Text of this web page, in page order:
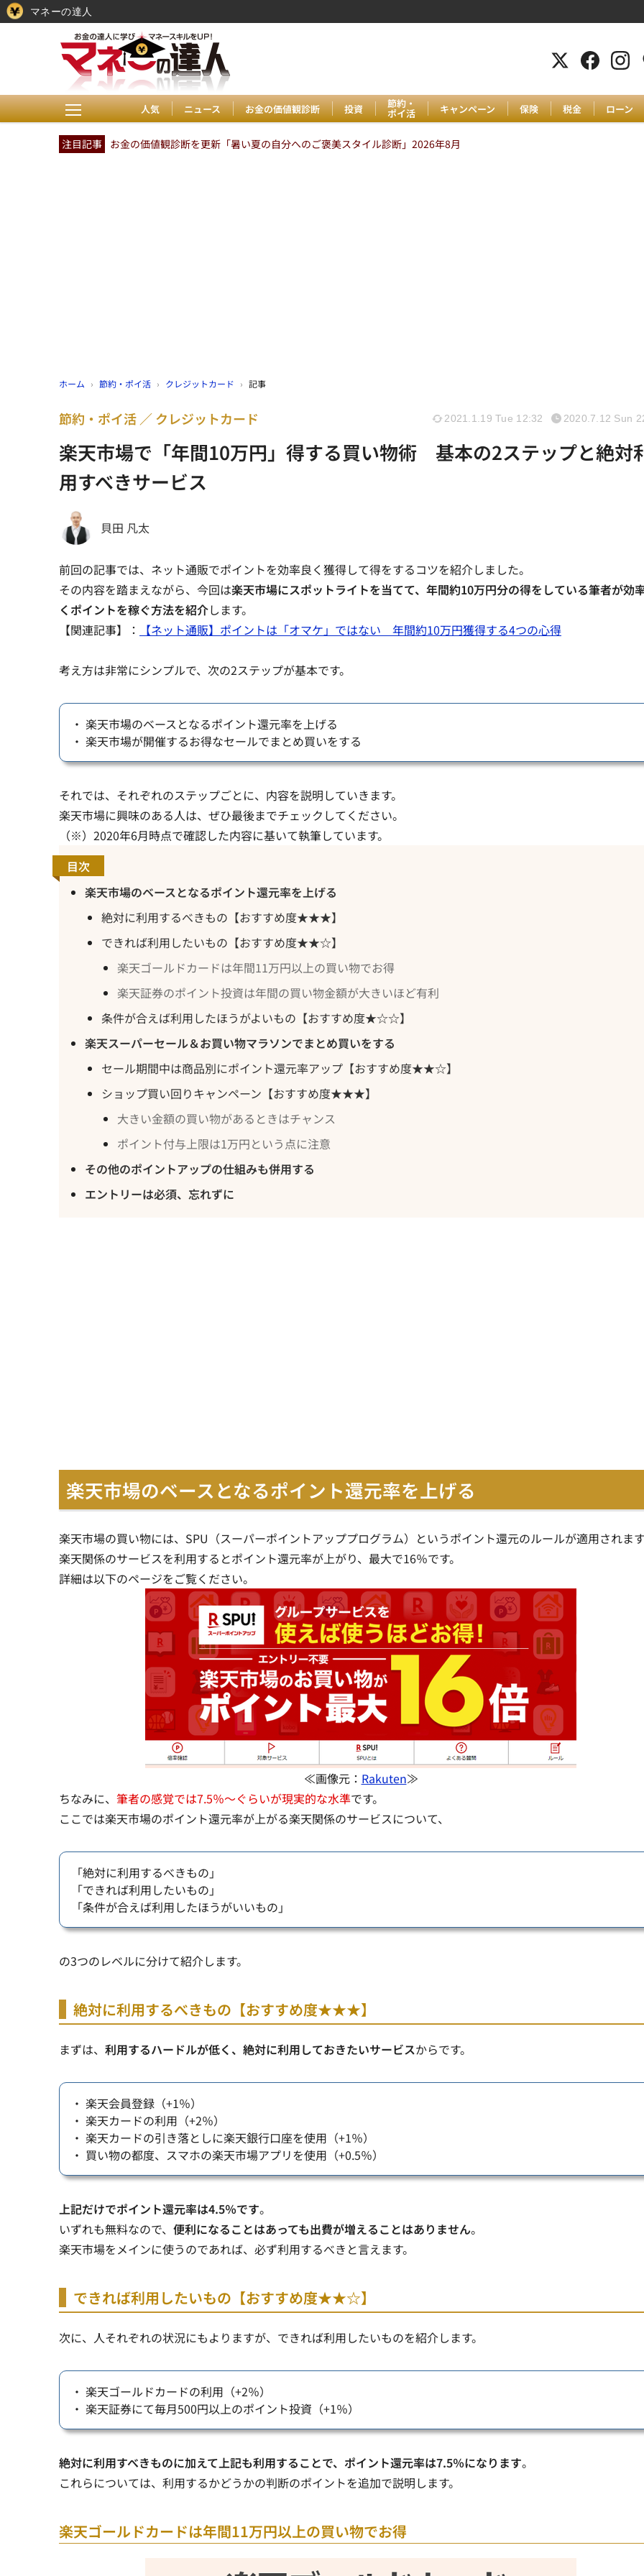
人気 ニュース お金の価値観診断 投資 節約・
ポイ活 キャンペーン 保険 税金 ローン
注目記事 お金の価値観診断を更新「暑い夏の自分へのご褒美スタイル診断」2026年8月
ホーム › 節約・ポイ活 › クレジットカード › 記事
楽天市場で「年間10万円」得する買い物術 基本の2ステップと絶対
用すべきサービス
節約・ポイ活 クレジットカード 2021.1.19 Tue 12:32 2020.7.12 Sun
貝田 凡太
前回の記事では、ネット通販でポイントを効率良く獲得して得をするコツを紹介しました。
その内容を踏まえながら、今回は楽天市場にスポットライトを当てて、年間約10万円分の得をしている筆者が効
くポイントを稼ぐ方法を紹介します。
【関連記事】：
【ネット通販】ポイントは「オマケ」ではない 年間約10万円獲得する4つの心得
考え方は非常にシンプルで、次の2ステップが基本です。
・ 楽天市場のベースとなるポイント還元率を上げる
・ 楽天市場が開催するお得なセールでまとめ買いをする
それでは、それぞれのステップごとに、内容を説明していきます。
楽天市場に興味のある人は、ぜひ最後までチェックしてください。
（※）2020年6月時点で確認した内容に基いて執筆しています。
目次
楽天市場のベースとなるポイント還元率を上げる
絶対に利用するべきもの【おすすめ度★★★】
できれば利用したいもの【おすすめ度★★☆】
楽天ゴールドカードは年間11万円以上の買い物でお得
楽天証券のポイント投資は年間の買い物金額が大きいほど有利
条件が合えば利用したほうがよいもの【おすすめ度★☆☆】
楽天スーパーセール＆お買い物マラソンでまとめ買いをする
セール期間中は商品別にポイント還元率アップ【おすすめ度★★☆】
ショップ買い回りキャンペーン【おすすめ度★★★】
大きい金額の買い物があるときはチャンス
ポイント付与上限は1万円という点に注意
その他のポイントアップの仕組みも併用する
エントリーは必須、忘れずに
楽天市場のベースとなるポイント還元率を上げる
楽天市場の買い物には、SPU（スーパーポイントアッププログラム）というポイント還元のルールが適用されま
楽天関係のサービスを利用するとポイント還元率が上がり、最大で16％です。
詳細は以下のページをご覧ください。
≪画像元： Rakuten≫
ちなみに、 筆者の感覚では7.5％～ぐらいが現実的な水準です。
ここでは楽天市場のポイント還元率が上がる楽天関係のサービスについて、
「絶対に利用するべきもの」
「できれば利用したいもの」
「条件が合えば利用したほうがいいもの」
の3つのレベルに分けて紹介します。
絶対に利用するべきもの【おすすめ度★★★】
まずは、 利用するハードルが低く、絶対に利用しておきたいサービスからです。
・ 楽天会員登録（+1％）
・ 楽天カードの利用（+2％）
・ 楽天カードの引き落としに楽天銀行口座を使用（+1％）
・ 買い物の都度、スマホの楽天市場アプリを使用（+0.5％）
上記だけでポイント還元率は4.5％です。
いずれも無料なので、 便利になることはあっても出費が増えることはありません。
楽天市場をメインに使うのであれば、必ず利用するべきと言えます。
できれば利用したいもの【おすすめ度★★☆】
次に、人それぞれの状況にもよりますが、できれば利用したいものを紹介します。
・ 楽天ゴールドカードの利用（+2％）
・ 楽天証券にて毎月500円以上のポイント投資（+1％）
絶対に利用すべきものに加えて上記も利用することで、ポイント還元率は7.5％になります。
これらについては、利用するかどうかの判断のポイントを追加で説明します。
楽天ゴールドカードは年間11万円以上の買い物でお得
マネーの達人